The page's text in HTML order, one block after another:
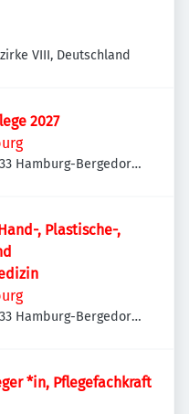
VIII, Deutschland
2027
Hamburg-Bergedorf,
, Plastische-,
Hamburg-Bergedorf,
*in, Pflegefachkraft